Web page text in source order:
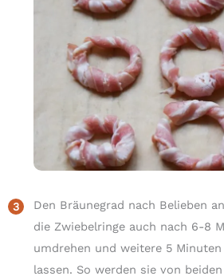
Den Bräunegrad nach Belieben
die Zwiebelringe auch nach 6-8
umdrehen und weitere 5
lassen. So werden sie von